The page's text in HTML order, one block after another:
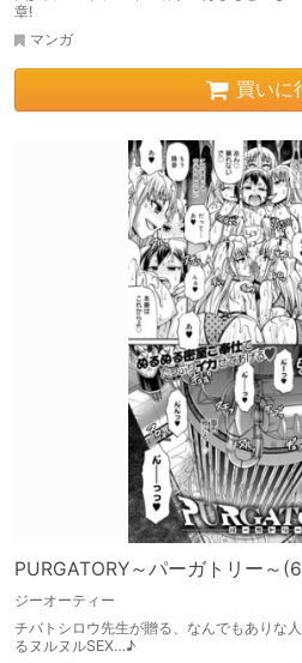
章!
マンガ
買いに
PURGATORY～パーガトリー～
ジーオーティー
チバトシロウ先生が贈る、なんでもありな
るヌルヌルSEX…♪